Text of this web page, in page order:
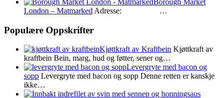
London – Matmarked Adresse: …
Populære Oppskrifter
Kjøttkraft av Kraftbein Kjøttkraft av
kraftbein Bein, marg, hud og føtter, sener og…
Levergryte med bacon og
sopp Levergryte med bacon og sopp Denne retten er kanskje
ikke…